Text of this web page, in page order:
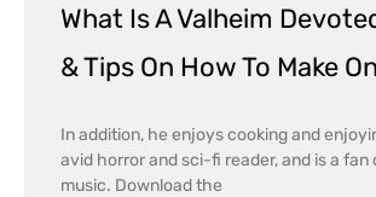
What Is A Valheim
& Tips On How To Make
In addition, he enjoys cooking and
avid horror and sci-fi reader, and is a fan
music. Download the